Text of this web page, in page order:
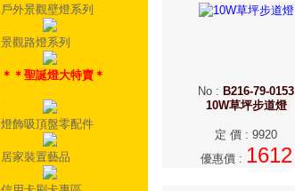
戶外景觀壁燈系列
景觀路燈系列
＊＊聖誕燈大特賣＊
燈飾吸頂盤零配件
居家裝置藝品
No : B216-79-0153
10W草坪步道燈
定 價 : 9920
優惠價: 1612